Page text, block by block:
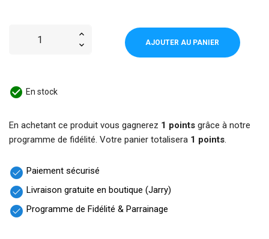
AJOUTER AU PANIER
check_circle En stock
En achetant ce produit vous gagnerez 1 points grâce à notre
programme de fidélité. Votre panier totalisera 1 points.
check_circle Paiement sécurisé
check_circle Livraison gratuite en boutique (Jarry)
check_circle Programme de Fidélité & Parrainage